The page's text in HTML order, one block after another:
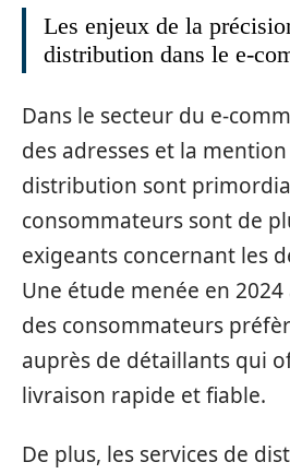
Les enjeux de la
distribution dans le e-
Dans le secteur du e-
des adresses et la
distribution sont
consommateurs sont de
exigeants concernant les
Une étude menée en 2024
des consommateurs
auprès de détaillants qui
livraison rapide et fiable.
De plus, les services de